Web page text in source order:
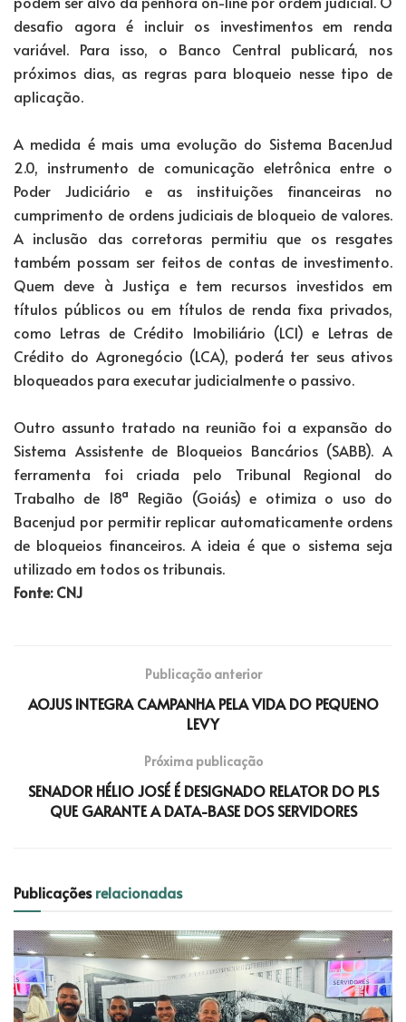
desafio agora é incluir os investimentos em renda
variável. Para isso, o Banco Central publicará, nos
próximos dias, as regras para bloqueio nesse tipo de
aplicação.
A medida é mais uma evolução do Sistema BacenJud
2.0, instrumento de comunicação eletrônica entre o
Poder Judiciário e as instituições financeiras no
cumprimento de ordens judiciais de bloqueio de valores.
A inclusão das corretoras permitiu que os resgates
também possam ser feitos de contas de investimento.
Quem deve à Justiça e tem recursos investidos em
títulos públicos ou em títulos de renda fixa privados,
como Letras de Crédito Imobiliário (LCI) e Letras de
Crédito do Agronegócio (LCA), poderá ter seus ativos
bloqueados para executar judicialmente o passivo.
Outro assunto tratado na reunião foi a expansão do
Sistema Assistente de Bloqueios Bancários (SABB). A
ferramenta foi criada pelo Tribunal Regional do
Trabalho de 18ª Região (Goiás) e otimiza o uso do
Bacenjud por permitir replicar automaticamente ordens
de bloqueios financeiros. A ideia é que o sistema seja
utilizado em todos os tribunais.
Fonte: CNJ
Publicação anterior
AOJUS INTEGRA CAMPANHA PELA VIDA DO PEQUENO
LEVY
Próxima publicação
SENADOR HÉLIO JOSÉ É DESIGNADO RELATOR DO PLS
QUE GARANTE A DATA-BASE DOS SERVIDORES
Publicaçõesrelacionadas